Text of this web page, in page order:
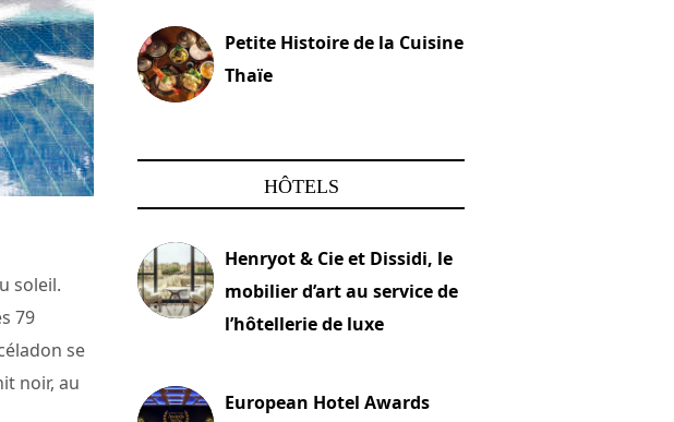
soleil.
79
se
noir, au
Petite Histoire de la Cuisine
Thaïe
HÔTELS
Henryot & Cie et Dissidi, le
mobilier d’art au service de
l’hôtellerie de luxe
European Hotel Awards